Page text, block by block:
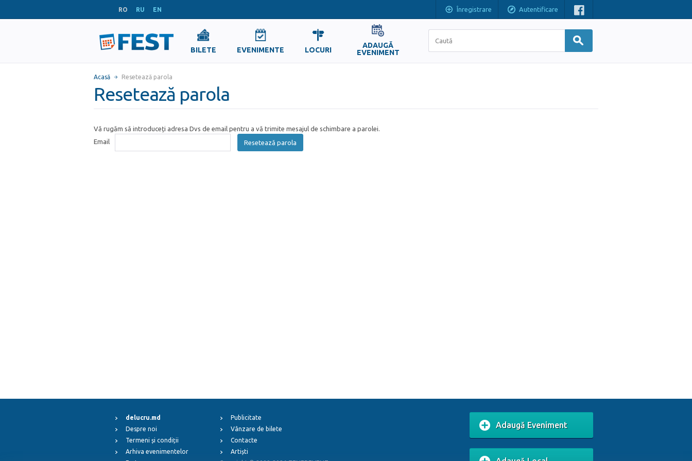
RO RU EN Înregistrare Autentificare
BILETE EVENIMENTE LOCURI
ADAUGĂ
EVENIMENT
Acasă Resetează parola
Resetează parola
Vă rugăm să introduceți adresa Dvs de email pentru a vă trimite mesajul de schimbare a parolei.
Email
Resetează parola
delucru.md
Despre noi
Termeni și condiții
Arhiva evenimentelor
Publicitate
Vânzare de bilete
Contacte
Artiști
Adaugă Eveniment